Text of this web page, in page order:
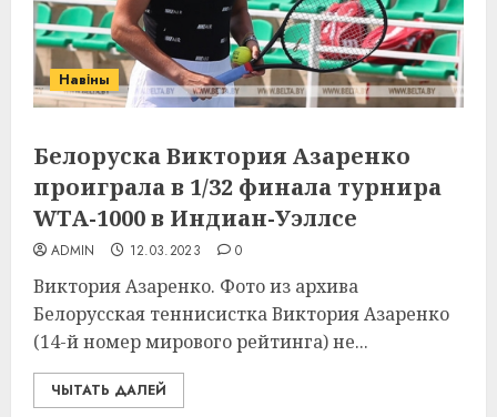
Навіны
Белоруска Виктория Азаренко
проиграла в 1/32 финала турнира
WTA-1000 в Индиан-Уэллсе
ADMIN 12.03.2023 0
Виктория Азаренко. Фото из архива
Белорусская теннисистка Виктория Азаренко
(14-й номер мирового рейтинга) не...
ЧЫТАТЬ ДАЛЕЙ